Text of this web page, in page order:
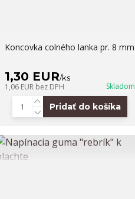
Koncovka colného lanka pr. 8 mm
1,30 EUR/ks
1,06 EUR bez DPH Skladom
Pridať do košíka